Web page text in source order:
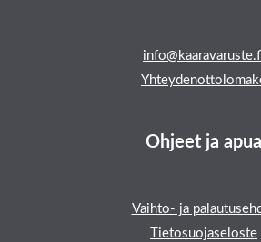
Ohjeet ja apua
Vaihto- ja
Tietosuojaseloste